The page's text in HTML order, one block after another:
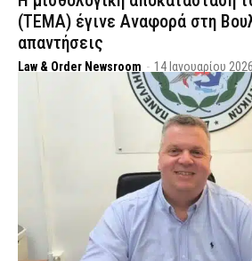
(ΤΕΜΑ) έγινε Αναφορά στη
απαντήσεις
Law & Order Newsroom - 14 Ιανουαρίου